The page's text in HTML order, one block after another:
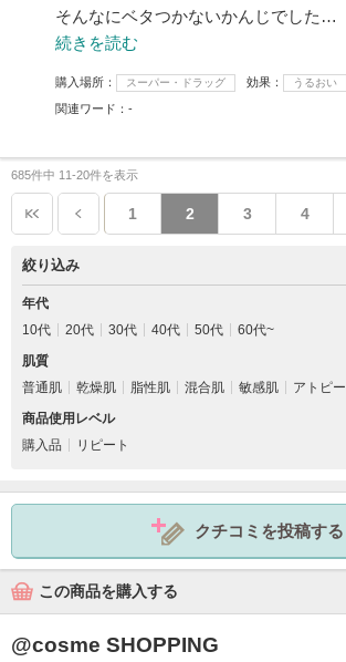
そんなにベタつかないかんじでした…
続きを読む
購入場所 スーパー・ドラッグ 効果 うるおい
関連ワード -
685件中 11-20件を表示
1 2 3 4
絞り込み
年代
10代
20代 30代 40代 50代
60代~
肌質
普通肌
乾燥肌 脂性肌 混合肌 敏感肌
アトピー
商品使用レベル
購入品
リピート
クチコミを投稿する
この商品を購入する
@cosme SHOPPING